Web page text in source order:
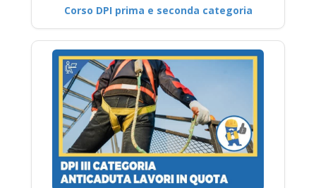
Corso DPI prima e seconda categoria